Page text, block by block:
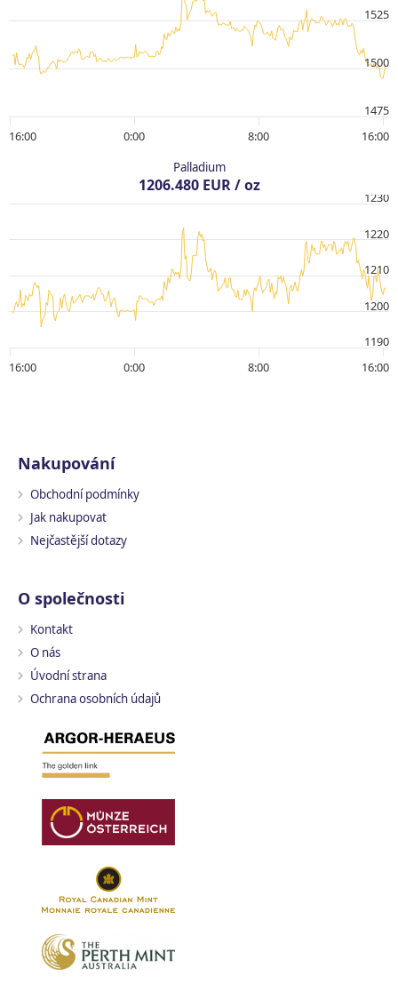
16:00 0:00 8:00 16:00
1475
1500
1525
Palladium
1206.480 EUR / oz
16:00 0:00 8:00 16:00
1190
1200
1210
1220
1230
Nakupování
Obchodní podmínky
Jak nakupovat
Nejčastější dotazy
O společnosti
Kontakt
O nás
Úvodní strana
Ochrana osobních údajů